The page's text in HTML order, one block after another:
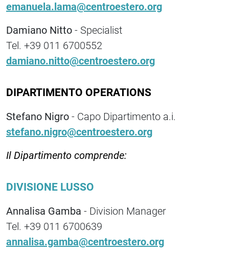
emanuela.lama@centroestero.org
Damiano Nitto - Specialist
Tel. +39 011 6700552
damiano.nitto@centroestero.org
DIPARTIMENTO OPERATIONS
Stefano Nigro - Capo Dipartimento a.i.
stefano.nigro@centroestero.org
Il Dipartimento comprende:
DIVISIONE LUSSO
Annalisa Gamba - Division Manager
Tel. +39 011 6700639
annalisa.gamba@centroestero.org